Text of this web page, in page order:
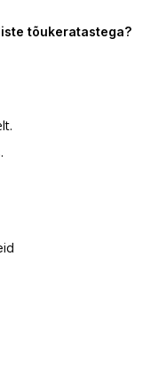
tõukeratastega?